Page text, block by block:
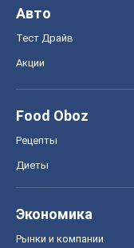
Авто
Тест Драйв
Акции
Food Oboz
Рецепты
Диеты
Экономика
Рынки и компании